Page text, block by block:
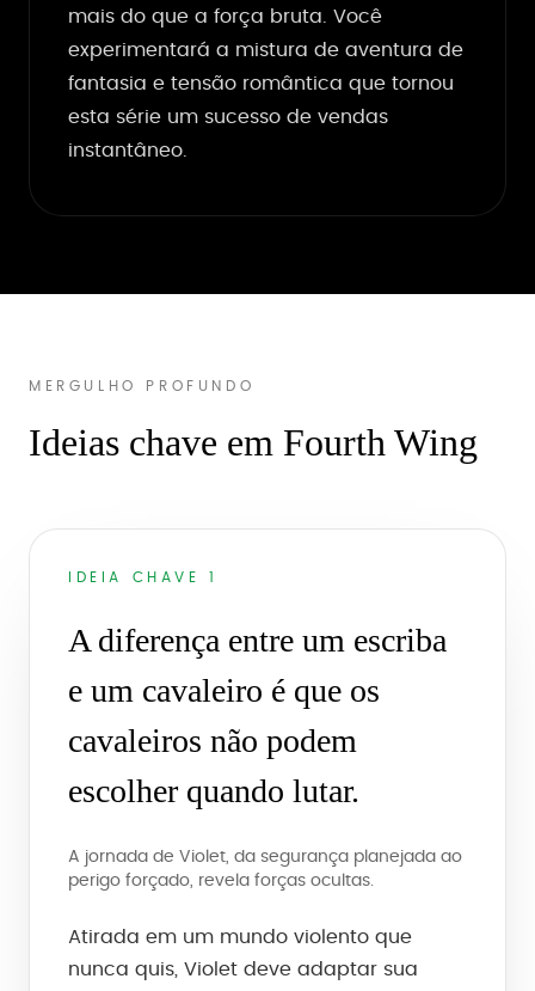
mais do que a força bruta. Você
experimentará a mistura de aventura de
fantasia e tensão romântica que tornou
esta série um sucesso de vendas
instantâneo.
MERGULHO PROFUNDO
Ideias chave em Fourth Wing
IDEIA CHAVE 1
A diferença entre um escriba
e um cavaleiro é que os
cavaleiros não podem
escolher quando lutar.
A jornada de Violet, da segurança planejada ao
perigo forçado, revela forças ocultas.
Atirada em um mundo violento que
nunca quis, Violet deve adaptar sua